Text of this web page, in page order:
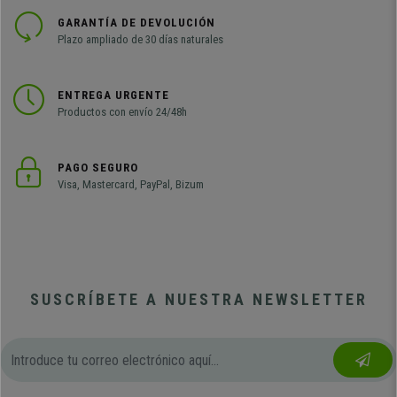
GARANTÍA DE DEVOLUCIÓN
Plazo ampliado de 30 días naturales
ENTREGA URGENTE
Productos con envío 24/48h
PAGO SEGURO
Visa, Mastercard, PayPal, Bizum
SUSCRÍBETE A NUESTRA NEWSLETTER